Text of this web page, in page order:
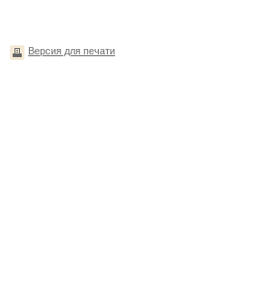
Версия для печати